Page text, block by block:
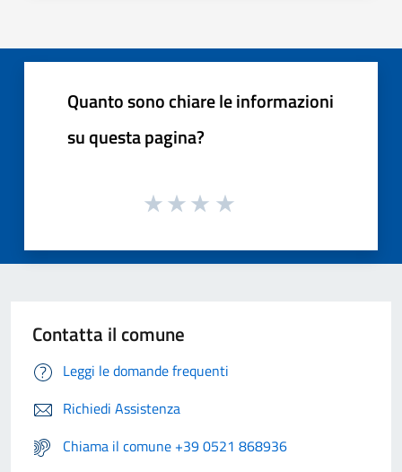
Quanto sono chiare le informazioni
su questa pagina?
Contatta il comune
Leggi le domande frequenti
Richiedi Assistenza
Chiama il comune +39 0521 868936